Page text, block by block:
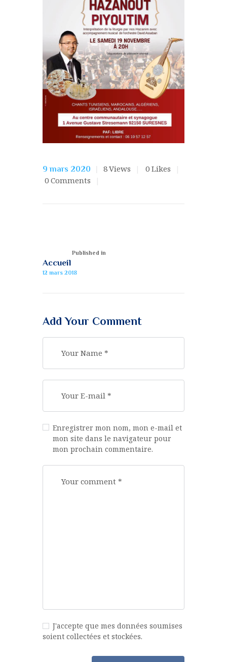
9 mars 2020 8Views 0 Likes
0 Comments
Published in
Accueil
12 mars 2018
Add Your Comment
Enregistrer mon nom, mon e-mail et
mon site dans le navigateur pour
mon prochain commentaire.
J'accepte que mes données soumises
soient collectées et stockées.